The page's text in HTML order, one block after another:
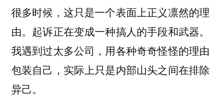
很多时候，这只是一个表面上正义凛然的理
由。起诉正在变成一种搞人的手段和武器。
我遇到过太多公司，用各种奇奇怪怪的理由
包装自己，实际上只是内部山头之间在排除
异己。